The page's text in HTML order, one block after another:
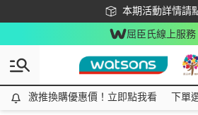
本期活動詳情請
下載app最高回饋
屈臣氏線上服務
激推換購優惠價！立即點我看
激推換購優惠價！立即點我看 下單